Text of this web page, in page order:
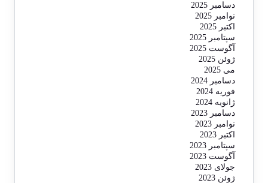
دسامبر 2025
نوامبر 2025
اکتبر 2025
سپتامبر 2025
آگوست 2025
ژوئن 2025
می 2025
دسامبر 2024
فوریه 2024
ژانویه 2024
دسامبر 2023
نوامبر 2023
اکتبر 2023
سپتامبر 2023
آگوست 2023
جولای 2023
ژوئن 2023